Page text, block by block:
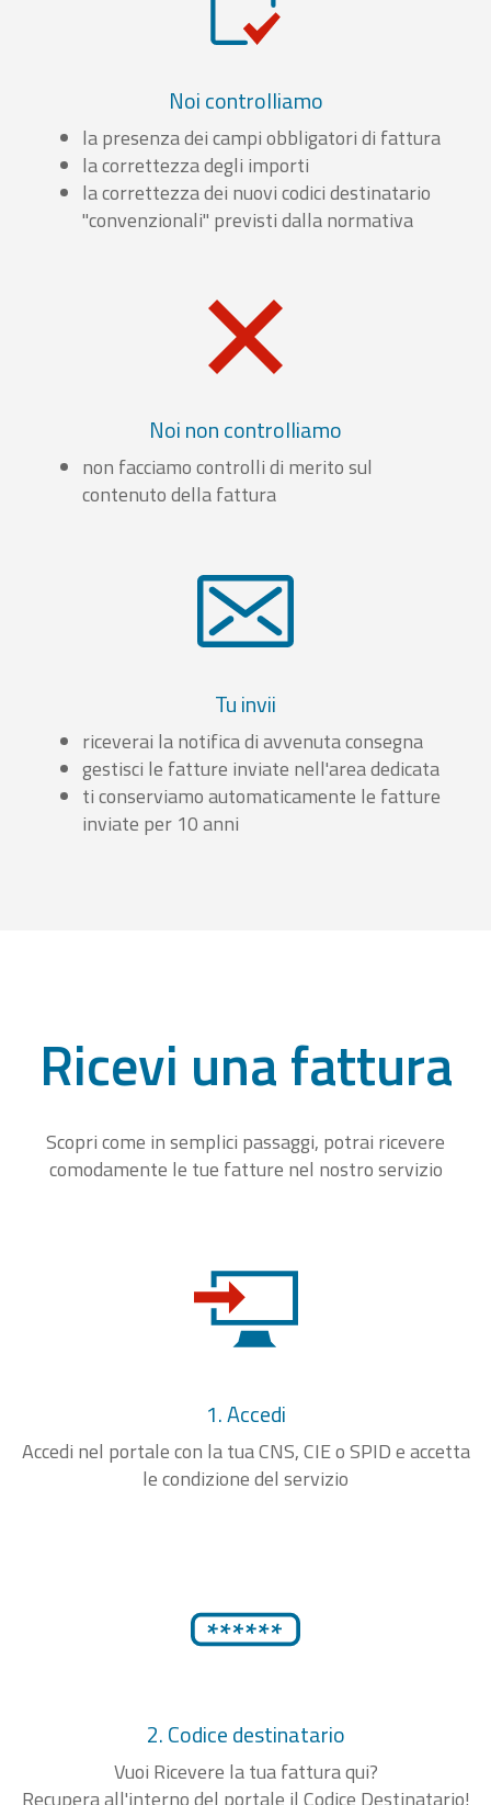
Noi controlliamo
la presenza dei campi obbligatori di fattura
la correttezza degli importi
la correttezza dei nuovi codici destinatario
"convenzionali" previsti dalla normativa
Noi non controlliamo
non facciamo controlli di merito sul
contenuto della fattura
Tu invii
riceverai la notifica di avvenuta consegna
gestisci le fatture inviate nell'area dedicata
ti conserviamo automaticamente le fatture
inviate per 10 anni
Ricevi una fattura
Scopri come in semplici passaggi, potrai ricevere
comodamente le tue fatture nel nostro servizio
1. Accedi
Accedi nel portale con la tua CNS, CIE o SPID e accetta
le condizione del servizio
2. Codice destinatario
Vuoi Ricevere la tua fattura qui?
Recupera all'interno del portale il Codice Destinatario!